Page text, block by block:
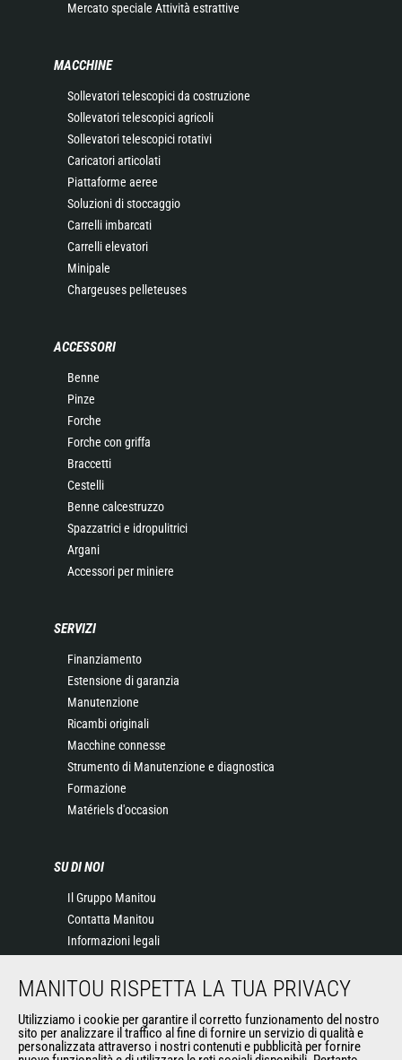
Mercato speciale Attività estrattive
MACCHINE
Sollevatori telescopici da costruzione
Sollevatori telescopici agricoli
Sollevatori telescopici rotativi
Caricatori articolati
Piattaforme aeree
Soluzioni di stoccaggio
Carrelli imbarcati
Carrelli elevatori
Minipale
Chargeuses pelleteuses
ACCESSORI
Benne
Pinze
Forche
Forche con griffa
Braccetti
Cestelli
Benne calcestruzzo
Spazzatrici e idropulitrici
Argani
Accessori per miniere
SERVIZI
Finanziamento
Estensione di garanzia
Manutenzione
Ricambi originali
Macchine connesse
Strumento di Manutenzione e diagnostica
Formazione
Matériels d'occasion
SU DI NOI
Il Gruppo Manitou
Contatta Manitou
Informazioni legali
News
General Terms and Conditions of Sale
MANITOU RISPETTA LA TUA PRIVACY
Utilizziamo i cookie per garantire il corretto funzionamento del nostro
sito per analizzare il traffico al fine di fornire un servizio di qualità e
personalizzata attraverso i nostri contenuti e pubblicità per fornire